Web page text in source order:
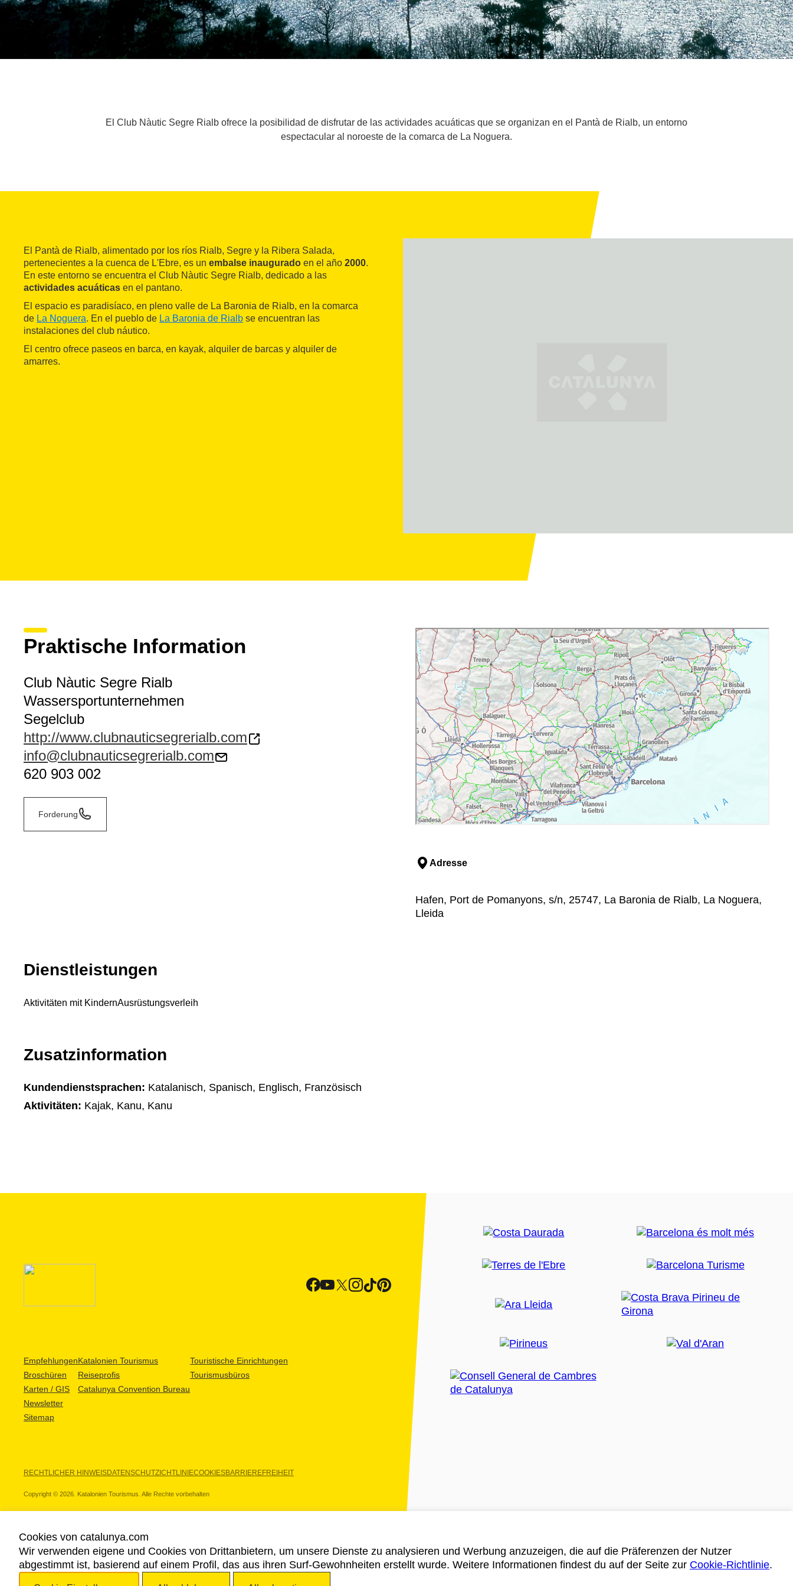
El Club Nàutic Segre Rialb ofrece la posibilidad de disfrutar de las actividades acuáticas que se organizan en el Pantà de Rialb, un entorno
espectacular al noroeste de la comarca de La Noguera.
El Pantà de Rialb, alimentado por los ríos Rialb, Segre y la Ribera Salada,
pertenecientes a la cuenca de L'Ebre, es un embalse inaugurado en el año 2000.
En este entorno se encuentra el Club Nàutic Segre Rialb, dedicado a las
actividades acuáticas en el pantano.
El espacio es paradisíaco, en pleno valle de La Baronia de Rialb, en la comarca
de La Noguera. En el pueblo de La Baronia de Rialb se encuentran las
instalaciones del club náutico.
El centro ofrece paseos en barca, en kayak, alquiler de barcas y alquiler de
amarres.
Praktische Information
Club Nàutic Segre Rialb
Wassersportunternehmen
Segelclub
http://www.clubnauticsegrerialb.com
info@clubnauticsegrerialb.com
620 903 002
Forderung
Adresse
Hafen, Port de Pomanyons, s/n, 25747, La Baronia de Rialb, La Noguera,
Lleida
Dienstleistungen
Aktivitäten mit KindernAusrüstungsverleih
Zusatzinformation
Kundendienstsprachen: Katalanisch, Spanisch, Englisch, Französisch
Aktivitäten: Kajak, Kanu, Kanu
Empfehlungen
Broschüren
Karten / GIS
Newsletter
Sitemap
Katalonien Tourismus
Reiseprofis
Catalunya Convention Bureau
Touristische Einrichtungen
Tourismusbüros
RECHTLICHER HINWEISDATENSCHUTZICHTLINIECOOKIESBARRIEREFREIHEIT
Copyright © 2026. Katalonien Tourismus. Alle Rechte vorbehalten
UNSERE PARTNER
Cookies von catalunya.com
Wir verwenden eigene und Cookies von Drittanbietern, um unsere Dienste zu analysieren und Werbung anzuzeigen, die auf die Präferenzen der Nutzer
abgestimmt ist, basierend auf einem Profil, das aus ihren Surf-Gewohnheiten erstellt wurde. Weitere Informationen findest du auf der Seite zur Cookie-Richtlinie.